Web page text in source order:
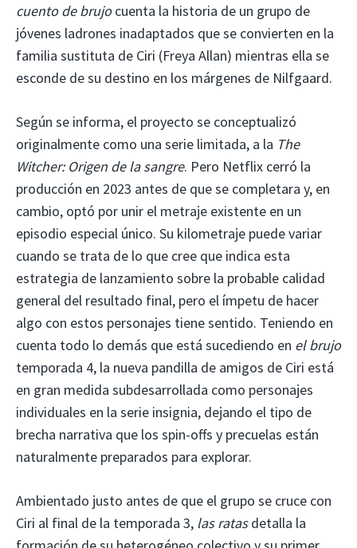
cuento de brujocuenta la historia de un grupo de
jóvenes ladrones inadaptados que se convierten en la
familia sustituta de Ciri (Freya Allan) mientras ella se
esconde de su destino en los márgenes de Nilfgaard.
Según se informa, el proyecto se conceptualizó
originalmente como una serie limitada, a la The
Witcher: Origen de la sangre. Pero Netflix cerró la
producción en 2023 antes de que se completara y, en
cambio, optó por unir el metraje existente en un
episodio especial único. Su kilometraje puede variar
cuando se trata de lo que cree que indica esta
estrategia de lanzamiento sobre la probable calidad
general del resultado final, pero el ímpetu de hacer
algo con estos personajes tiene sentido. Teniendo en
cuenta todo lo demás que está sucediendo en el brujo
temporada 4, la nueva pandilla de amigos de Ciri está
en gran medida subdesarrollada como personajes
individuales en la serie insignia, dejando el tipo de
brecha narrativa que los spin-offs y precuelas están
naturalmente preparados para explorar.
Ambientado justo antes de que el grupo se cruce con
Ciri al final de la temporada 3, las ratasdetalla la